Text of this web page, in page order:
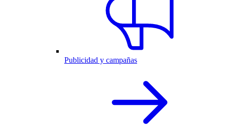
Publicidad y campañas